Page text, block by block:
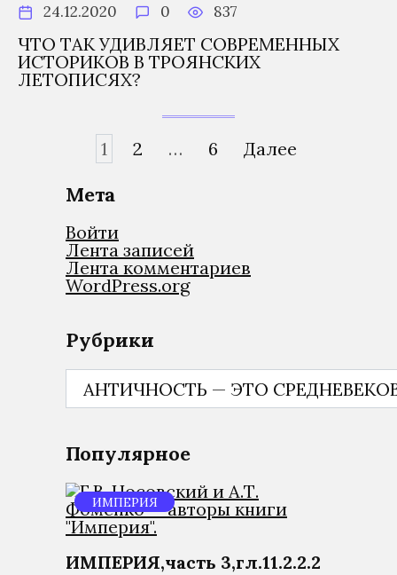
24.12.2020 0 837
ЧТО ТАК УДИВЛЯЕТ СОВРЕМЕННЫХ
ИСТОРИКОВ В ТРОЯНСКИХ
ЛЕТОПИСЯХ?
Пагинация1 2 … 6 Далее
Мета
Войти
Лента записей
Лента комментариев
WordPress.org
Рубрики
Рубрики
Популярное
ИМПЕРИЯ
ИМПЕРИЯ,часть 3,гл.11.2.2.2